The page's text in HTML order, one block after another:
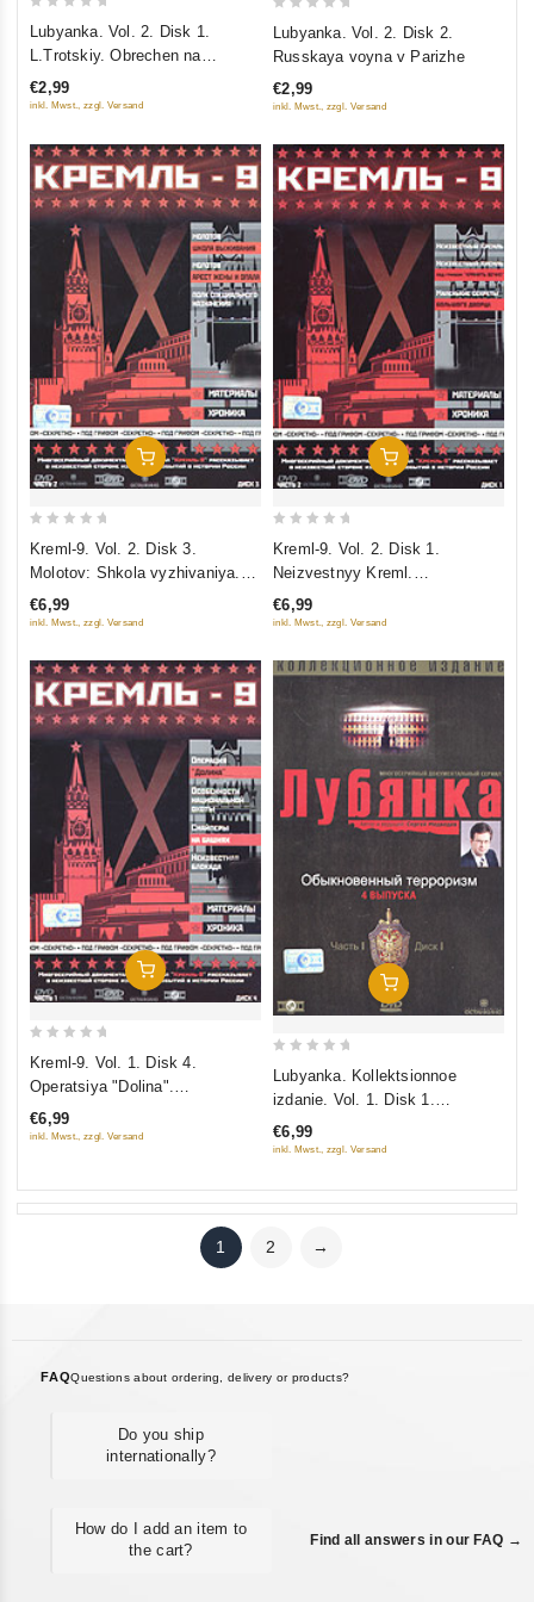
5
Lubyanka. Vol. 2. Disk 1.
L.Trotskiy. Obrechen na
ubiystvo. Pokushenie na Tito
€2,99
inkl. Mwst., zzgl. Versand
5
Lubyanka. Vol. 2. Disk 2.
Russkaya voyna v Parizhe
€2,99
inkl. Mwst., zzgl. Versand
Add To Cart
5
Kreml-9. Vol. 2. Disk 3.
Molotov: Shkola vyzhivaniya.
Arest zheny i opala. Polk
spetsialnogo naznacheniya
€6,99
inkl. Mwst., zzgl. Versand
Add To Cart
5
Kreml-9. Vol. 2. Disk 1.
Neizvestnyy Kreml.
Neizvestnyy Kreml: pod grifom
"Hranit vechno". Malenkie
€6,99
inkl. Mwst., zzgl. Versand
Add To Cart
5
Kreml-9. Vol. 1. Disk 4.
Operatsiya "Dolina".
Osobennosti natsionalnoy
ohoty. Snaypery na bashnyah.
€6,99
inkl. Mwst., zzgl. Versand
Add To Cart
5
Lubyanka. Kollektsionnoe
izdanie. Vol. 1. Disk 1.
Obyknovennyy terrorizm (Gift
edition)
€6,99
inkl. Mwst., zzgl. Versand
1 2 →
FAQQuestions about ordering, delivery or products?
Do you ship
internationally?
How do I add an item to
the cart?
Find all answers in our FAQ →